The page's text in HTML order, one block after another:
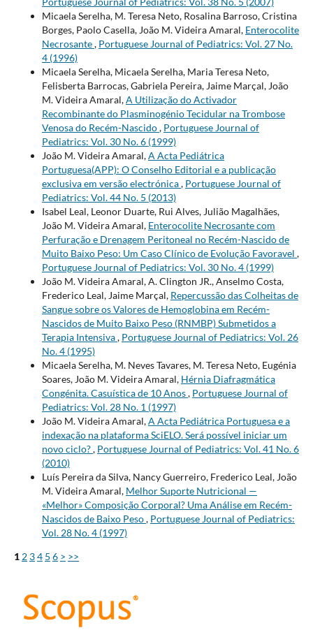
Micaela Serelha, M. Teresa Neto, Rosalina Barroso, Cristina
Borges, Paolo Casella, João M. Videira Amaral, Enterocolite
Necrosante, Portuguese Journal of Pediatrics: Vol. 27 No.
4 (1996)
Micaela Serelha, Micaela Serelha, Maria Teresa Neto,
Felisberta Barrocas, Gabriela Pereira, Jaime Marçal, João
M. Videira Amaral,A Utilização do Activador
Recombinante do Plasminogénio Tecidular na Trombose
Venosa do Recém-Nascido, Portuguese Journal of
Pediatrics: Vol. 30 No. 6 (1999)
João M. Videira Amaral,A Acta Pediátrica
Portuguesa(APP): O Conselho Editorial e a publicação
exclusiva em versão electrónica, Portuguese Journal of
Pediatrics: Vol. 44 No. 5 (2013)
Isabel Leal, Leonor Duarte, Rui Alves, Julião Magalhães,
João M. Videira Amaral, Enterocolite Necrosante com
Perfuração e Drenagem Peritoneal no Recém-Nascido de
Muito Baixo Peso: Um Caso Clínico de Evolução Favoravel ,
Portuguese Journal of Pediatrics: Vol. 30 No. 4 (1999)
João M. Videira Amaral, A. Clington JR., Anselmo Costa,
Frederico Leal, Jaime Marçal, Repercussão das Colheitas de
Sangue sobre os Valores de Hemoglobina em Recém-
Nascidos de Muito Baixo Peso (RNMBP) Submetidos a
Terapia Intensiva, Portuguese Journal of Pediatrics: Vol. 26
No. 4 (1995)
Micaela Serelha, M. Neves Tavares, M. Teresa Neto, Eugénia
Soares, João M. Videira Amaral, Hérnia Diafragmática
Congénita. Casuística de 10 Anos, Portuguese Journal of
Pediatrics: Vol. 28 No. 1 (1997)
João M. Videira Amaral,A Acta Pediátrica Portuguesa e a
indexação na plataforma SciELO. Será possível iniciar um
novo ciclo?, Portuguese Journal of Pediatrics: Vol. 41 No. 6
(2010)
Luís Pereira da Silva, Nancy Guerreiro, Frederico Leal, João
M. Videira Amaral, Melhor Suporte Nutricional —
«Melhor» Composição Corporal? Uma Análise em Recém-
Nascidos de Baixo Peso, Portuguese Journal of Pediatrics:
Vol. 28 No. 4 (1997)
1 2 34 5 6 > >>